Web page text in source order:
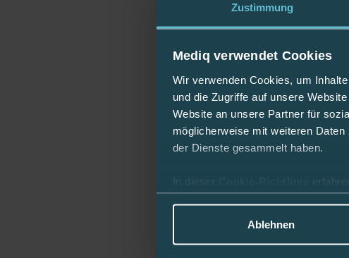
Zustimmung
Mediq verwendet Cookies
Wir verwenden Cookies, um
und die Zugriffe auf unsere
Website an unsere Partner für
möglicherweise mit weiteren
der Dienste gesammelt haben.
In dieser
Ablehnen